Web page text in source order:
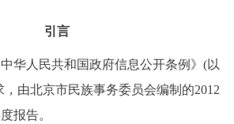
机构职能
政策解读 回应关切
引言
人民共和国政府信息公开条例》(以
由北京市民族事务委员会编制的2012
报告。